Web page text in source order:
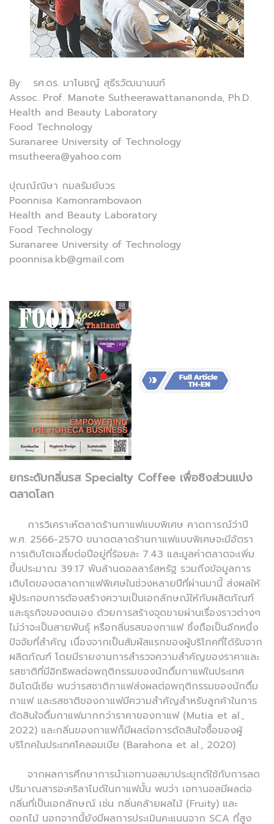
By: รศ.ดร. มาโนชญ์ สุธีรวัฒนานนท์
Assoc. Prof. Manote Sutheerawattananonda, Ph.D.
Health and Beauty Laboratory
Food Technology
Suranaree University of Technology
msutheera@yahoo.com
ปุณณ์ณิษา กมลรัมย์บวร
Poonnisa Kamonrambovaon
Health and Beauty Laboratory
Food Technology
Suranaree University of Technology
poonnisa.kb@gmail.com
ยกระดับกลิ่นรส Specialty Coffee เพื่อชิงส่วนแบ่ง
ตลาดโลก
การวิเคราะห์ตลาดร้านกาแฟแบบพิเศษ คาดการณ์ว่าปี
พ.ศ. 2566-2570 ขนาดตลาดร้านกาแฟแบบพิเศษจะมีอัตรา
การเติบโตเฉลี่ยต่อปีอยู่ที่ร้อยละ 7.43 และมูลค่าตลาดจะเพิ่ม
ขึ้นประมาณ 39.17 พันล้านดอลลาร์สหรัฐ รวมถึงข้อมูลการ
เติบโตของตลาดกาแฟพิเศษในช่วงหลายปีที่ผ่านมานี้ ส่งผลให้
ผู้ประกอบการต้องสร้างความเป็นเอกลักษณ์ให้กับผลิตภัณฑ์
และธุรกิจของตนเอง ด้วยการสร้างจุดขายผ่านเรื่องราวต่างๆ
ไม่ว่าจะเป็นสายพันธุ์ หรือกลิ่นรสของกาแฟ ซึ่งถือเป็นอีกหนึ่ง
ปัจจัยที่สำคัญ เนื่องจากเป็นสัมผัสแรกของผู้บริโภคที่ได้รับจาก
ผลิตภัณฑ์ โดยมีรายงานการสำรวจความสำคัญของราคาและ
รสชาติที่มีอิทธิพลต่อพฤติกรรมของนักดื่มกาแฟในประเทศ
อินโดนีเซีย พบว่ารสชาติกาแฟส่งผลต่อพฤติกรรมของนักดื่ม
กาแฟ และรสชาติของกาแฟมีความสำคัญสำหรับลูกค้าในการ
ตัดสินใจดื่มกาแฟมากกว่าราคาของกาแฟ (Mutia et al.,
2022) และกลิ่นของกาแฟก็มีผลต่อการตัดสินใจซื้อของผู้
บริโภคในประเทศโคลอมเบีย (Barahona et al., 2020)
จากผลการศึกษาการนำเอทานอลมาประยุกต์ใช้กับการลด
ปริมาณสารอะคริลาไมด์ในกาแฟนั้น พบว่า เอทานอลมีผลต่อ
กลิ่นที่เป็นเอกลักษณ์ เช่น กลิ่นคล้ายผลไม้ (Fruity) และ
ดอกไม้ นอกจากนี้ยังมีผลการประเมินคะแนนจาก SCA ที่สูง